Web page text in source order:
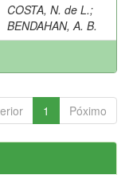
COSTA, N. de L.;
BENDAHAN, A. B.
1 Póximo